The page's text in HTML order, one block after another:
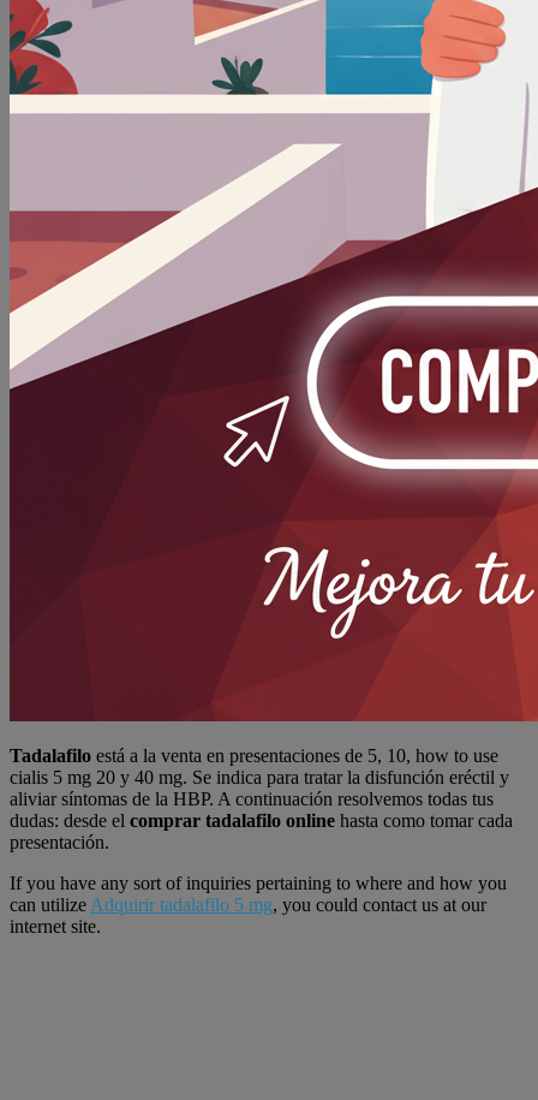
Tadalafilo está a la venta en presentaciones de 5, 10, how to use
cialis 5 mg 20 y 40 mg. Se indica para tratar la disfunción eréctil y
aliviar síntomas de la HBP. A continuación resolvemos todas tus
dudas: desde el comprar tadalafilo online hasta como tomar cada
presentación.
If you have any sort of inquiries pertaining to where and how you
can utilize Adquirir tadalafilo 5 mg, you could contact us at our
internet site.